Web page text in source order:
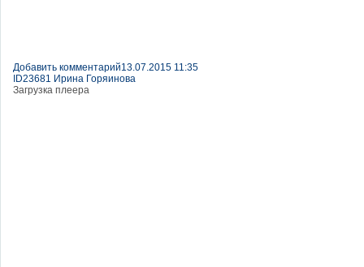
Добавить комментарий13.07.2015 11:35
ID23681 Ирина Горяинова
Загрузка плеера